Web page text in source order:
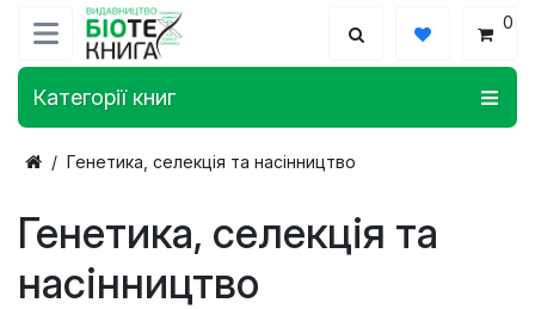
0
Категорії книг
Генетика, селекція та насінництво
Генетика, селекція та
насінництво